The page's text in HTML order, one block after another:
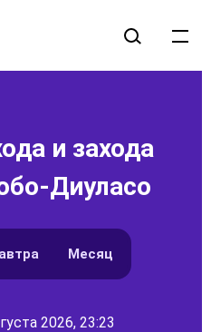
и захода
Диуласо
Месяц
2026, 23:23